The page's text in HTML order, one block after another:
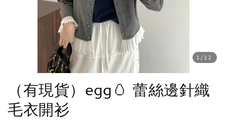
1 /12
（有現貨）egg🥚 蕾絲邊針織
毛衣開衫